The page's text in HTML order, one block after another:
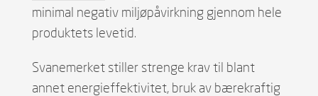
minimal negativ miljøpåvirkning gjennom hele
produktets levetid.
Svanemerket stiller strenge krav til blant
annet energieffektivitet, bruk av bærekraftig